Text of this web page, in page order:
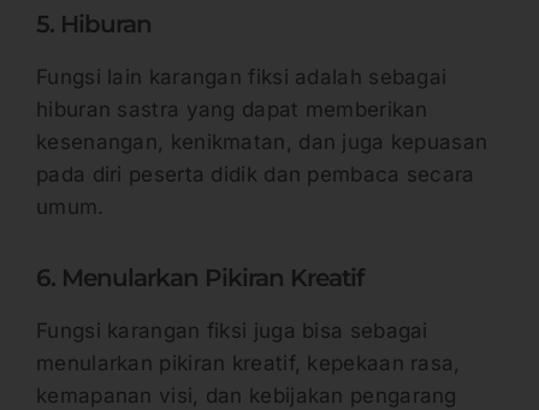
5. Hiburan
Fungsi lain karangan fiksi adalah sebagai
hiburan sastra yang dapat memberikan
kesenangan, kenikmatan, dan juga kepuasan
pada diri peserta didik dan pembaca secara
umum.
6. Menularkan Pikiran Kreatif
Fungsi karangan fiksi juga bisa sebagai
menularkan pikiran kreatif, kepekaan rasa,
kemapanan visi, dan kebijakan pengarang